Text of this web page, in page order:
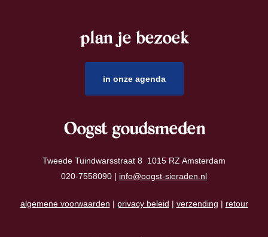
plan je bezoek
in onze agenda
Oogst goudsmeden
Tweede Tuindwarsstraat 8 1015 RZ Amsterdam
020-7558090 | info@oogst-sieraden.nl
algemene voorwaarden | privacy beleid | verzending | retour